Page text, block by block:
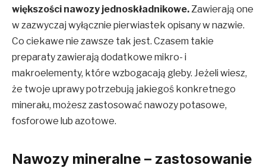
większości nawozy jednoskładnikowe.Zawierają one
w zazwyczaj wyłącznie pierwiastek opisany w nazwie.
Co ciekawe nie zawsze tak jest. Czasem takie
preparaty zawierają dodatkowe mikro- i
makroelementy, które wzbogacają gleby. Jeżeli wiesz,
że twoje uprawy potrzebują jakiegoś konkretnego
minerału, możesz zastosować nawozy potasowe,
fosforowe lub azotowe.
Nawozy mineralne – zastosowanie